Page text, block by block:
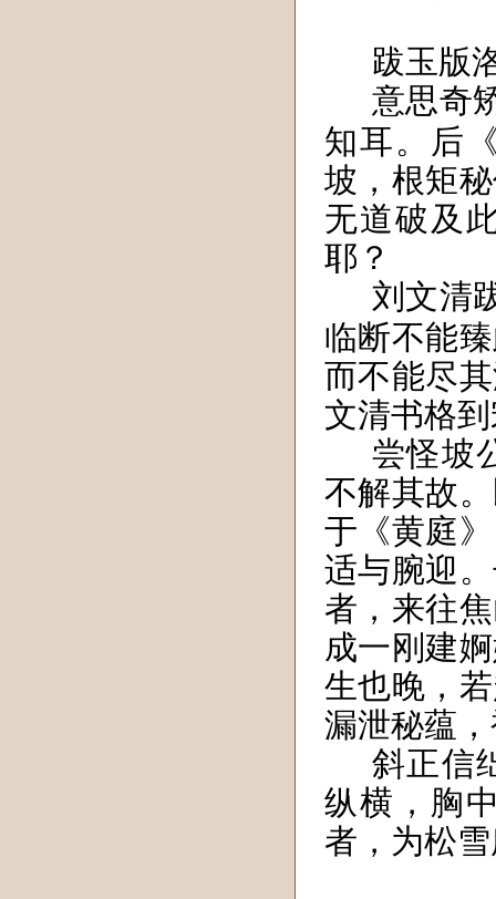
跋玉版
意思奇
知耳。后
坡，根矩
无道破及
耶？
刘文清
临断不能
而不能尽
文清书格
尝怪坡
不解其故
于《黄庭
适与腕迎
者，来往
成一刚建
生也晚，
漏泄秘蕴
斜正信
纵横，胸
者，为松